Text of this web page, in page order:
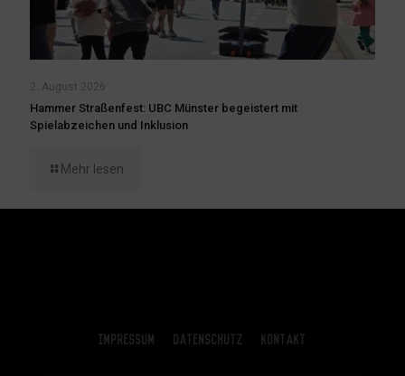
2. August 2026
Hammer Straßenfest: UBC Münster begeistert mit
Spielabzeichen und Inklusion
Mehr lesen
Impressum Datenschutz Kontakt